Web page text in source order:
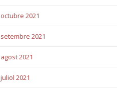
octubre 2021
setembre 2021
agost 2021
juliol 2021